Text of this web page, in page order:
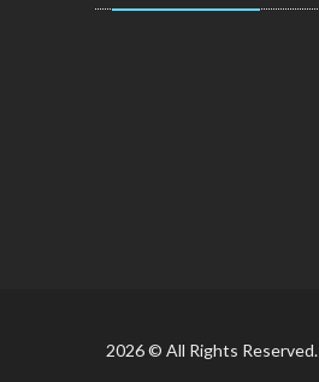
2026 © All Rights Reserved.